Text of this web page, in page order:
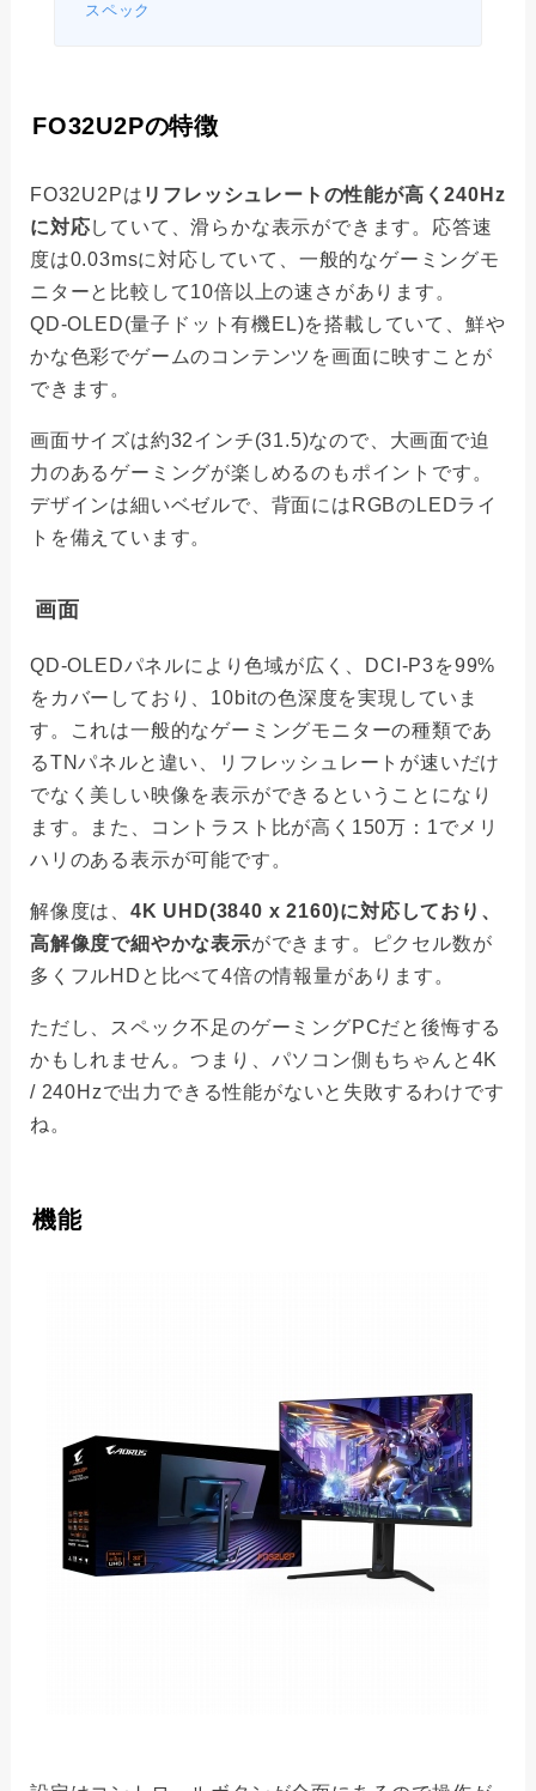
スペック
FO32U2Pの特徴
FO32U2Pは リフレッシュレートの性能が高く240Hz
に対応していて、滑らかな表示ができます。応答速
度は0.03msに対応していて、一般的なゲーミングモ
ニターと比較して10倍以上の速さがあります。
QD-OLED(量子ドット有機EL)を搭載していて、鮮や
かな色彩でゲームのコンテンツを画面に映すことが
できます。
画面サイズは約32インチ(31.5)なので、大画面で迫
力のあるゲーミングが楽しめるのもポイントです。
デザインは細いベゼルで、背面にはRGBのLEDライ
トを備えています。
画面
QD-OLEDパネルにより色域が広く、DCI-P3を99%
をカバーしており、10bitの色深度を実現していま
す。これは一般的なゲーミングモニターの種類であ
るTNパネルと違い、リフレッシュレートが速いだけ
でなく美しい映像を表示ができるということになり
ます。また、コントラスト比が高く150万：1でメリ
ハリのある表示が可能です。
解像度は、 4K UHD(3840 x 2160)に対応しており、
高解像度で細やかな表示ができます。ピクセル数が
多くフルHDと比べて4倍の情報量があります。
ただし、スペック不足のゲーミングPCだと後悔する
かもしれません。つまり、パソコン側もちゃんと4K
/ 240Hzで出力できる性能がないと失敗するわけです
ね。
機能